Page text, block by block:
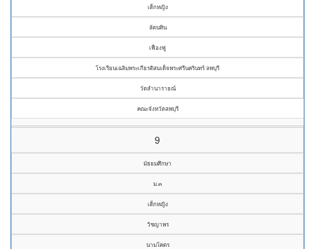
เด็กหญิง
ลัดนทิน
เฟื่องฟู
โรงเรียนเฉลิมพระเกียรติสมเด็จพระศรีนครินทร์ ลพบุรี
วัดลำนารายณ์
คณะจังหวัดลพบุรี
9
มัธยมศึกษา
ม.๓
เด็กหญิง
วิชญาพร
นามโคตร